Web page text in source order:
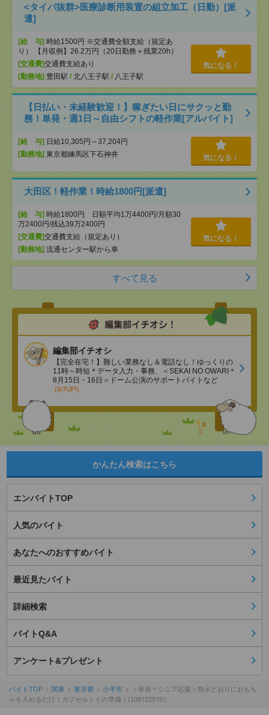
<タイパ抜群>医療診断用装置の組立加工（日勤）[派
遣]
[給 与] 時給1500円 ※交通費全額支給（規定あ
り） 【月収例】26.2万円（20日勤務＋残業20h）
[交通費]交通費支給あり
[勤務地] 豊田駅 / 北八王子駅 / 八王子駅
気になる！
【日払い・未経験歓迎！】稼ぎたい日にサクッと勤
務！単発・週1日～自由シフトの軽作業[アルバイト]
[給 与] 日給10,305円～37,204円
[勤務地] 東京都練馬区下石神井 気になる！
大田区！軽作業！時給1800円[派遣]
[給 与] 時給1800円 日額平均1万4400円/月額30
万2400円/残込39万2400円
[交通費]交通費支給（規定あり）
[勤務地] 流通センター駅から車
気になる！
すべて見る
編集部イチオシ
【完全在宅！】難しい業務なし＆電話なし！ゆっくりの
11時～時短＊データ入力・事務、＜SEKAI NO OWARI＊
8月15日・16日＞ドーム公演のサポートバイトなど
(8/7UP!)
かんたん検索はこちら
エンバイトTOP
人気のバイト
あなたへのおすすめバイト
最近見たバイト
詳細検索
バイトQ&A
アンケート&プレゼント
バイトTOP 関東 東京都 小平市
＜単発＊シニア応援＞指示どおりにおもち
ゃを入れるだけ！カプセルトイの準備！(109722970）